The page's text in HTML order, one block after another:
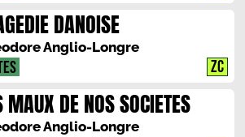
DANOISE
Anglio-Longre
ZC
MAUX DE NOS SOCIETES
Anglio-Longre